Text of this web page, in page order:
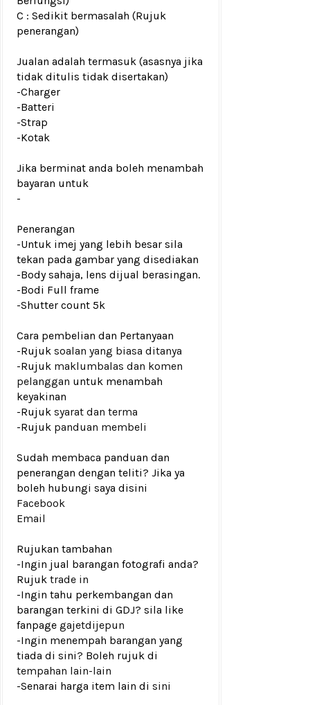
C : Sedikit bermasalah (Rujuk
penerangan)
Jualan adalah termasuk (asasnya jika
tidak ditulis tidak disertakan)
-Charger
-Batteri
-Strap
-Kotak
Jika berminat anda boleh menambah
bayaran untuk
-
Penerangan
-Untuk imej yang lebih besar sila
tekan pada gambar yang disediakan
-Body sahaja, lens dijual berasingan.
-Bodi Full frame
-Shutter count 5k
Cara pembelian dan Pertanyaan
-Rujuk soalan yang biasa ditanya
-Rujuk maklumbalas dan komen
pelanggan untuk menambah
keyakinan
-Rujuk syarat dan terma
-Rujuk panduan membeli
Sudah membaca panduan dan
penerangan dengan teliti? Jika ya
boleh hubungi saya disini
Facebook
Email
Rujukan tambahan
-Ingin jual barangan fotografi anda?
Rujuk trade in
-Ingin tahu perkembangan dan
barangan terkini di GDJ? sila like
fanpage gajetdijepun
-Ingin menempah barangan yang
tiada di sini? Boleh rujuk di
tempahan lain-lain
-Senarai harga item lain di sini